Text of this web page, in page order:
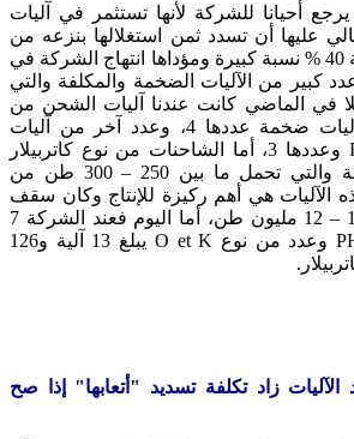
يرجع أحيانا للشركة لأنها تستثمر في آليات
عليها أن تسدد ثمن استغلالها بنزعه من
كلفة الإنتاج، وهذه نسبة 40 % نسبة كبيرة ومؤداها انتهاج الشركة في
عدد كبير من الآليات الضخمة والمكلفة والتي
في الماضي كانت عندنا آليات الشحن من
نوع Pelles PH وهي آليات ضخمة عددها 4، وعدد آخر من آليات
صغيرة تسمى Busyrus وعددها 3، أما الشاحنات من نوع كاتربيلار
وأنواع أخرى 65 شاحنة والتي تحمل ما بين 250 – 300 طن من
الآليات هي أهم ركيزة للإنتاج وكان سقف
الإنتاج يتراوح ما بين 11 – 12 مليون طن، أما اليوم فعند الشركة 7
آليات كبيرة من نوع PH وعدد من نوع O et K يبلغ 13 آلية و126
الآليات زاد تكلفة تسديد "أتعابها" إذا صح